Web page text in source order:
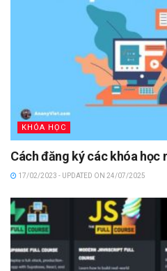
KHÓA HỌC
Cách đăng ký các khóa học
17/02/2023 - UPDATED ON 24/07/2025